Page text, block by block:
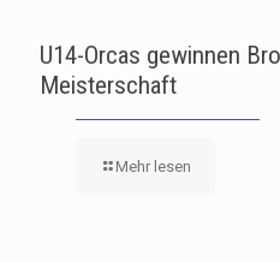
U14-Orcas gewinnen
Meisterschaft
Mehr lesen